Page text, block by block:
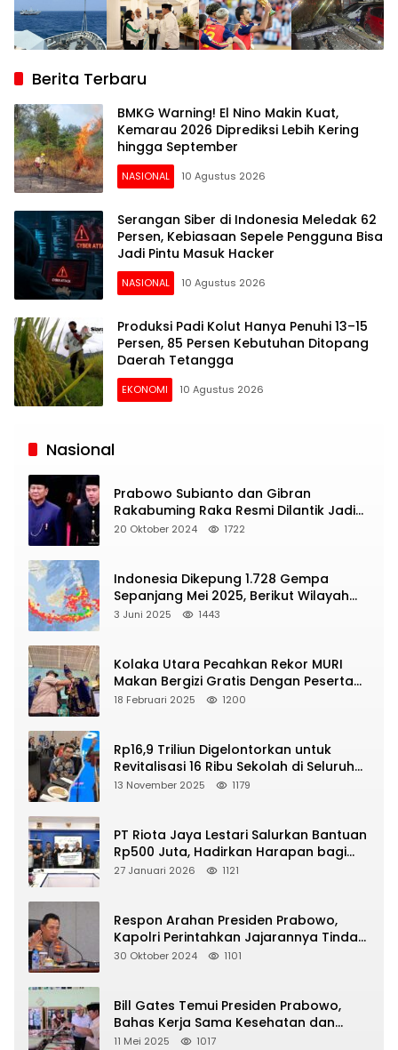
Berita Terbaru
BMKG Warning! El Nino Makin Kuat,
Kemarau 2026 Diprediksi Lebih Kering
hingga September
NASIONAL 10 Agustus 2026
Serangan Siber di Indonesia Meledak 62
Persen, Kebiasaan Sepele Pengguna Bisa
Jadi Pintu Masuk Hacker
NASIONAL 10 Agustus 2026
Produksi Padi Kolut Hanya Penuhi 13–15
Persen, 85 Persen Kebutuhan Ditopang
Daerah Tetangga
EKONOMI 10 Agustus 2026
Siaran
Nasional
Prabowo Subianto dan Gibran
Rakabuming Raka Resmi Dilantik Jadi
Presiden dan Wapres RI
20 Oktober 2024 1722
Indonesia Dikepung 1.728 Gempa
Sepanjang Mei 2025, Berikut Wilayah
Yang Intens Diguncang!
3 Juni 2025 1443
Kolaka Utara Pecahkan Rekor MURI
Makan Bergizi Gratis Dengan Peserta
Terbanyak
18 Februari 2025 1200
Rp16,9 Triliun Digelontorkan untuk
Revitalisasi 16 Ribu Sekolah di Seluruh
Indonesia
13 November 2025 1179
PT Riota Jaya Lestari Salurkan Bantuan
Rp500 Juta, Hadirkan Harapan bagi
Korban Bencana di Sumatera
27 Januari 2026 1121
Respon Arahan Presiden Prabowo,
Kapolri Perintahkan Jajarannya Tindak
Tegas Pelaku Judi Online
30 Oktober 2024 1101
Bill Gates Temui Presiden Prabowo,
Bahas Kerja Sama Kesehatan dan
Program Makan Bergizi Gratis
11 Mei 2025 1017